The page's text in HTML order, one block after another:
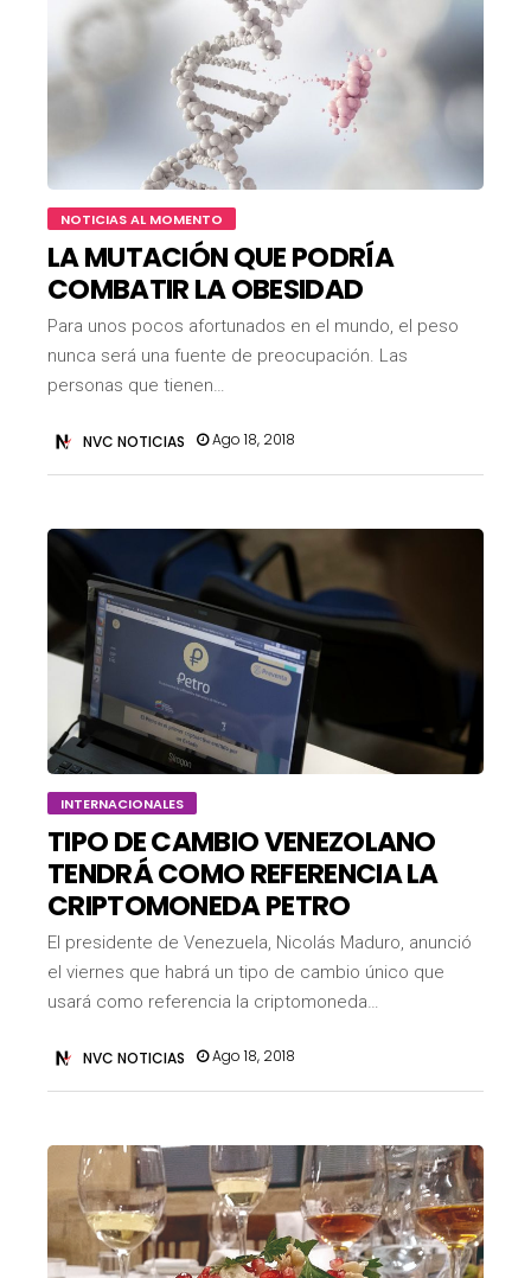
NOTICIAS AL MOMENTO
LA MUTACIÓN QUE PODRÍA
COMBATIR LA OBESIDAD
Para unos pocos afortunados en el mundo, el peso
nunca será una fuente de preocupación. Las
personas que tienen…
NVC NOTICIAS Ago 18, 2018
INTERNACIONALES
TIPO DE CAMBIO VENEZOLANO
TENDRÁ COMO REFERENCIA LA
CRIPTOMONEDA PETRO
El presidente de Venezuela, Nicolás Maduro, anunció
el viernes que habrá un tipo de cambio único que
usará como referencia la criptomoneda…
NVC NOTICIAS Ago 18, 2018